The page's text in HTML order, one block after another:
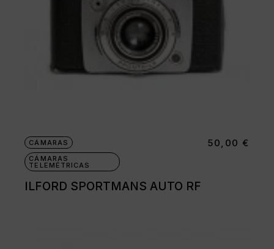
CÁMARAS
CÁMARAS
TELEMÉTRICAS
ILFORD SPORTMANS AUTO RF
50,00 €